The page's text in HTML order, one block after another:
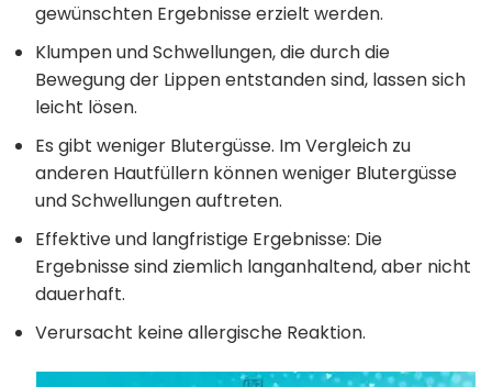
gewünschten Ergebnisse erzielt werden.
Klumpen und Schwellungen, die durch die
Bewegung der Lippen entstanden sind, lassen sich
leicht lösen.
Es gibt weniger Blutergüsse. Im Vergleich zu
anderen Hautfüllern können weniger Blutergüsse
und Schwellungen auftreten.
Effektive und langfristige Ergebnisse: Die
Ergebnisse sind ziemlich langanhaltend, aber nicht
dauerhaft.
Verursacht keine allergische Reaktion.